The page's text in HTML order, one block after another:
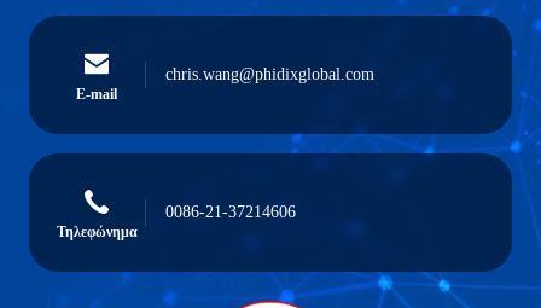
E-mail
chris.wang@phidixglobal.com
Τηλεφώνημα
0086-21-37214606